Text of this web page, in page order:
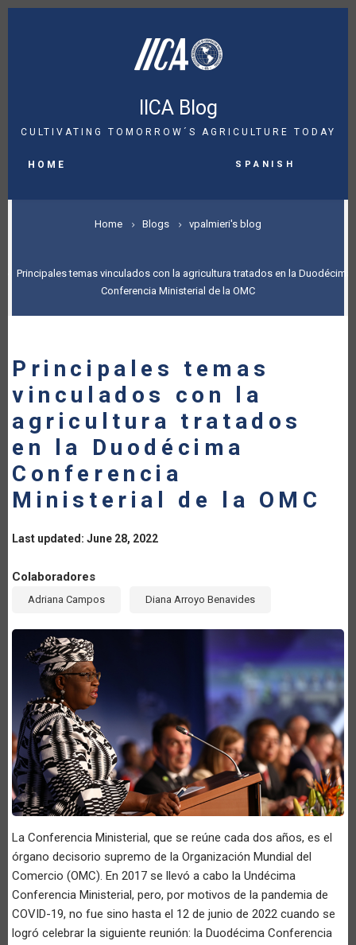
Skip
IICA Blog
CULTIVATING TOMORROW´S AGRICULTURE TODAY
NAVIGATION
HOME Spanish
BREADCRUMB
Home Blogs vpalmieri's blog
Principales temas vinculados con la agricultura tratados en la Duodécima
Conferencia Ministerial de la OMC
Principales temas
vinculados con la
agricultura tratados
en la Duodécima
Conferencia
Ministerial de la OMC
Last updated: June 28, 2022
Colaboradores
Adriana Campos Diana Arroyo Benavides
La Conferencia Ministerial, que se reúne cada dos años, es el
órgano decisorio supremo de la Organización Mundial del
Comercio (OMC). En 2017 se llevó a cabo la Undécima
Conferencia Ministerial, pero, por motivos de la pandemia de
COVID-19, no fue sino hasta el 12 de junio de 2022 cuando se
logró celebrar la siguiente reunión: la Duodécima Conferencia